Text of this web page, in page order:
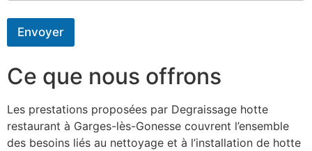
Envoyer
Ce que nous offrons
Les prestations proposées par Degraissage hotte
restaurant à Garges-lès-Gonesse couvrent l’ensemble
des besoins liés au nettoyage et à l’installation de hotte